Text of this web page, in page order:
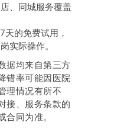
、同城服务覆盖
的免费试用，
实际操作。
据均来自第三方
错率可能因医院
理情况有所不
接、服务条款的
同为准。